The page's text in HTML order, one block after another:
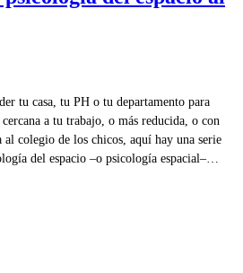
tu casa, tu PH o tu departamento para
a tu trabajo, o más reducida, o con
colegio de los chicos, aquí hay una serie
del espacio –o psicología espacial–…